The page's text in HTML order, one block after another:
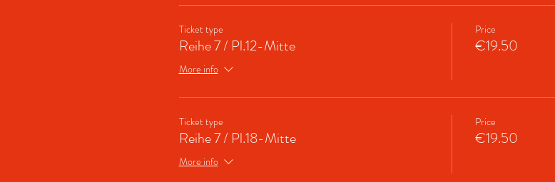
Ticket type
Reihe 7 / Pl.12-Mitte
More info
Price
€19.50
Ticket type
Reihe 7 / Pl.18-Mitte
More info
Price
€19.50